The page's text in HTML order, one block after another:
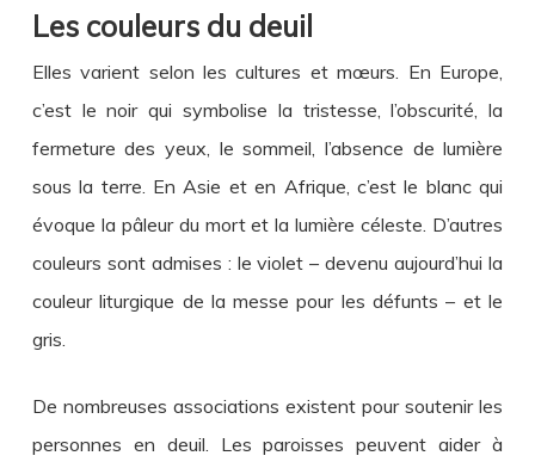
Les couleurs du deuil
Elles varient selon les cultures et mœurs. En Europe,
c’est le noir qui symbolise la tristesse, l’obscurité, la
fermeture des yeux, le sommeil, l’absence de lumière
sous la terre. En Asie et en Afrique, c’est le blanc qui
évoque la pâleur du mort et la lumière céleste. D’autres
couleurs sont admises : le violet – devenu aujourd’hui la
couleur liturgique de la messe pour les défunts – et le
gris.
De nombreuses associations existent pour soutenir les
personnes en deuil. Les paroisses peuvent aider à